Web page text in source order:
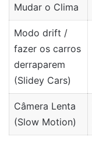
Mudar o Clima
Modo drift /
fazer os carros
derraparem
(Slidey Cars)
Câmera Lenta
(Slow Motion)